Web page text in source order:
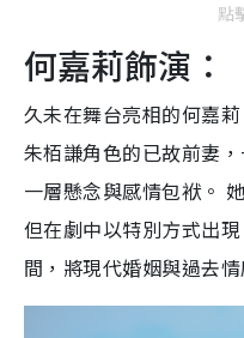
點
何嘉莉飾演：
久未在舞台亮相的何嘉
朱栢謙角色的已故前妻
一層懸念與感情包袱。
但在劇中以特別方式出
間，將現代婚姻與過去